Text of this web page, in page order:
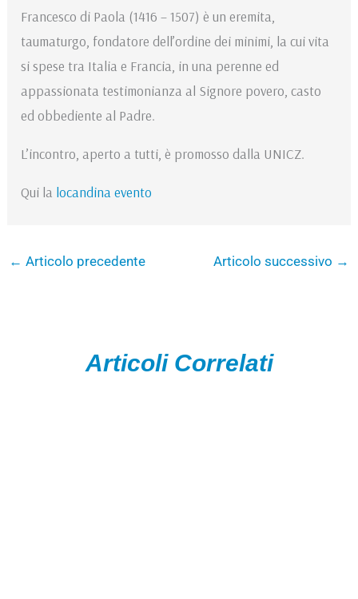
Francesco di Paola (1416 – 1507) è un eremita,
taumaturgo, fondatore dell’ordine dei minimi, la cui vita
si spese tra Italia e Francia, in una perenne ed
appassionata testimonianza al Signore povero, casto
ed obbediente al Padre.
L’incontro, aperto a tutti, è promosso dalla UNICZ.
Qui la locandina evento
← Articolo precedente Articolo successivo →
Articoli Correlati